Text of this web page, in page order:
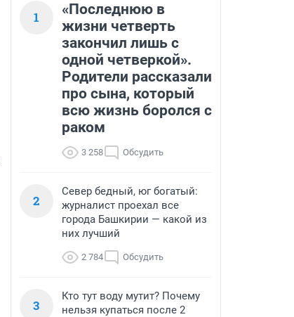
1
«Последнюю в
жизни четверть
закончил лишь с
одной четверкой».
Родители рассказали
про сына, который
всю жизнь боролся с
раком
3 258 Обсудить
2
Север бедный, юг богатый:
журналист проехал все
города Башкирии — какой из
них лучший
2 784 Обсудить
3
Кто тут воду мутит? Почему
нельзя купаться после 2